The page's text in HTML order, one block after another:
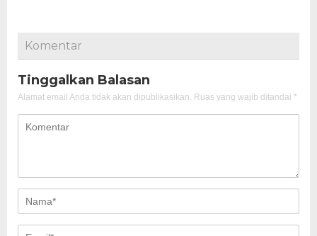
Komentar
Tinggalkan Balasan
Alamat email Anda tidak akan dipublikasikan. Ruas yang wajib ditandai *